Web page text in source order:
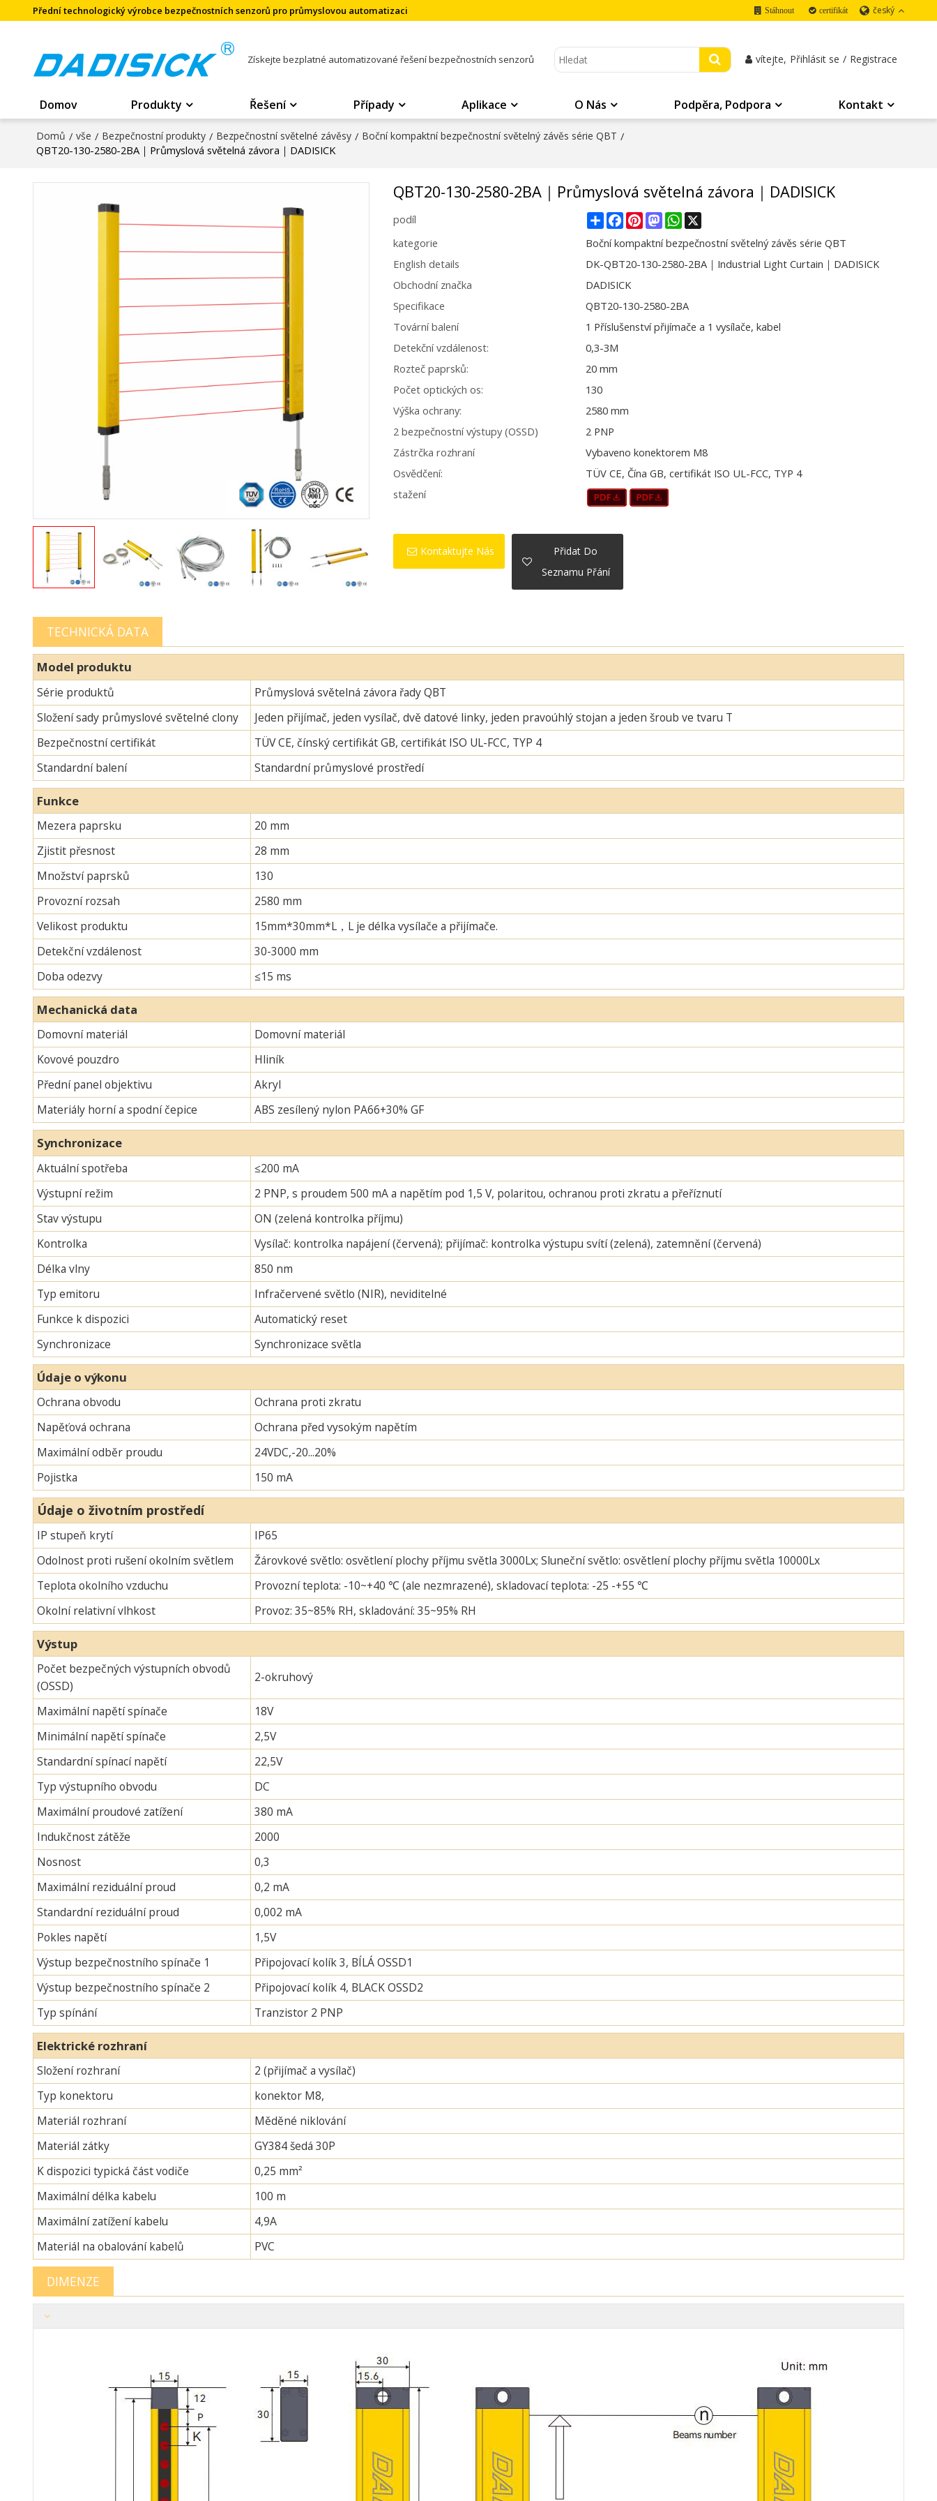
Přední technologický výrobce bezpečnostních senzorů pro průmyslovou automatizaci Stáhnout certifikát český
Získejte bezplatné automatizované řešení bezpečnostních senzorů vítejte, Přihlásit se / Registrace
Domov Produkty Řešení Případy Aplikace O Nás Podpěra, Podpora Kontakt
Domů / vše / Bezpečnostní produkty / Bezpečnostní světelné závěsy / Boční kompaktní bezpečnostní světelný závěs série QBT /
QBT20-130-2580-2BA｜Průmyslová světelná závora｜DADISICK
QBT20-130-2580-2BA｜Průmyslová světelná závora｜DADISICK
podíl ShareFacebook
PinterestMastodonWhatsApp
kategorie
Boční kompaktní bezpečnostní světelný závěs série QBT
English details
DK-QBT20-130-2580-2BA｜Industrial Light Curtain｜DADISICK
Obchodní značka
DADISICK
Specifikace
QBT20-130-2580-2BA
Tovární balení
1 Příslušenství přijímače a 1 vysílače, kabel
Detekční vzdálenost:
0,3-3M
Rozteč paprsků:
20 mm
Počet optických os:
130
Výška ochrany:
2580 mm
2 bezpečnostní výstupy (OSSD)
2 PNP
Zástrčka rozhraní
Vybaveno konektorem M8
Osvědčení:
TÜV CE, Čína GB, certifikát ISO UL-FCC, TYP 4
stažení
Kontaktujte Nás
Přidat Do
Seznamu Přání
TECHNICKÁ DATA
Model produktu
Série produktů
Průmyslová světelná závora řady QBT
Složení sady průmyslové světelné clony
Jeden přijímač, jeden vysílač, dvě datové linky, jeden pravoúhlý stojan a jeden šroub ve tvaru T
Bezpečnostní certifikát
TÜV CE, čínský certifikát GB, certifikát ISO UL-FCC, TYP 4
Standardní balení
Standardní průmyslové prostředí
Funkce
Mezera paprsku
20 mm
Zjistit přesnost
28 mm
Množství paprsků
130
Provozní rozsah
2580 mm
Velikost produktu
15mm*30mm*L，L je délka vysílače a přijímače.
Detekční vzdálenost
30-3000 mm
Doba odezvy
≤15 ms
Mechanická data
Domovní materiál
Domovní materiál
Kovové pouzdro
Hliník
Přední panel objektivu
Akryl
Materiály horní a spodní čepice
ABS zesílený nylon PA66+30% GF
Synchronizace
Aktuální spotřeba
≤200 mA
Výstupní režim
2 PNP, s proudem 500 mA a napětím pod 1,5 V, polaritou, ochranou proti zkratu a přeříznutí
Stav výstupu
ON (zelená kontrolka příjmu)
Kontrolka
Vysílač: kontrolka napájení (červená); přijímač: kontrolka výstupu svítí (zelená), zatemnění (červená)
Délka vlny
850 nm
Typ emitoru
Infračervené světlo (NIR), neviditelné
Funkce k dispozici
Automatický reset
Synchronizace
Synchronizace světla
Údaje o výkonu
Ochrana obvodu
Ochrana proti zkratu
Napěťová ochrana
Ochrana před vysokým napětím
Maximální odběr proudu
24VDC,-20...20%
Pojistka
150 mA
Údaje o životním prostředí
IP stupeň krytí
IP65
Odolnost proti rušení okolním světlem
Žárovkové světlo: osvětlení plochy příjmu světla 3000Lx; Sluneční světlo: osvětlení plochy příjmu světla 10000Lx
Teplota okolního vzduchu
Provozní teplota: -10~+40 ℃ (ale nezmrazené), skladovací teplota: -25 -+55 ℃
Okolní relativní vlhkost
Provoz: 35~85% RH, skladování: 35~95% RH
Výstup
Počet bezpečných výstupních obvodů
(OSSD)
2-okruhový
Maximální napětí spínače
18V
Minimální napětí spínače
2,5V
Standardní spínací napětí
22,5V
Typ výstupního obvodu
DC
Maximální proudové zatížení
380 mA
Indukčnost zátěže
2000
Nosnost
0,3
Maximální reziduální proud
0,2 mA
Standardní reziduální proud
0,002 mA
Pokles napětí
1,5V
Výstup bezpečnostního spínače 1
Připojovací kolík 3, BÍLÁ OSSD1
Výstup bezpečnostního spínače 2
Připojovací kolík 4, BLACK OSSD2
Typ spínání
Tranzistor 2 PNP
Elektrické rozhraní
Složení rozhraní
2 (přijímač a vysílač)
Typ konektoru
konektor M8,
Materiál rozhraní
Měděné niklování
Materiál zátky
GY384 šedá 30P
K dispozici typická část vodiče
0,25 mm²
Maximální délka kabelu
100 m
Maximální zatížení kabelu
4,9A
Materiál na obalování kabelů
PVC
DIMENZE